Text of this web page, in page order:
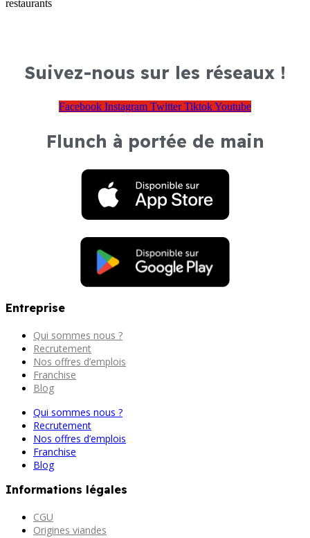
restaurants
Suivez-nous sur les réseaux !
Facebook Instagram Twitter TiktokYoutube
Flunch à portée de main
Entreprise
Qui sommes nous ?
Recrutement
Nos offres d’emplois
Franchise
Blog
Qui sommes nous ?
Recrutement
Nos offres d’emplois
Franchise
Blog
Informations légales
CGU
Origines viandes